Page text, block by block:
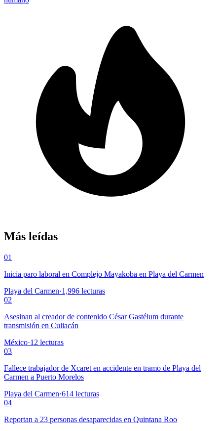
Más leídas
01
Inicia paro laboral en Complejo Mayakoba en Playa del Carmen
Playa del Carmen·1,996 lecturas
02
Asesinan al creador de contenido César Gastélum durante
transmisión en Culiacán
México·12 lecturas
03
Fallece trabajador de Xcaret en accidente en tramo de Playa del
Carmen a Puerto Morelos
Playa del Carmen·614 lecturas
04
Reportan a 23 personas desaparecidas en Quintana Roo